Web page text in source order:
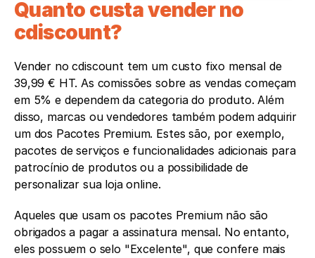
Quanto custa vender no
cdiscount?
Vender no cdiscount tem um custo fixo mensal de
39,99 € HT. As comissões sobre as vendas começam
em 5% e dependem da categoria do produto. Além
disso, marcas ou vendedores também podem adquirir
um dos Pacotes Premium. Estes são, por exemplo,
pacotes de serviços e funcionalidades adicionais para
patrocínio de produtos ou a possibilidade de
personalizar sua loja online.
Aqueles que usam os pacotes Premium não são
obrigados a pagar a assinatura mensal. No entanto,
eles possuem o selo "Excelente", que confere mais